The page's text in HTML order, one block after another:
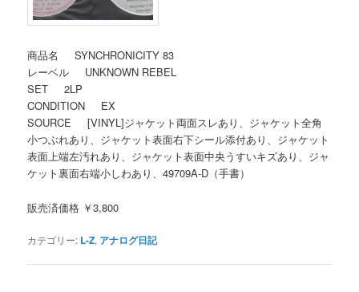
商品名 SYNCHRONICITY 83
レーベル UNKNOWN REBEL
SET 2LP
CONDITION EX
SOURCE [VINYL]ジャケット両面スレあり、ジャケット全角
小つぶれあり、ジャケット表面右下シール添付あり、ジャケット
表面上端左汚れあり、ジャケット表面中央うすいキズあり、ジャ
ケット裏面右端小しわあり、49709A-D（手書）
販売済価格 ￥3,800
カテゴリー: L-Z, アナログ日記